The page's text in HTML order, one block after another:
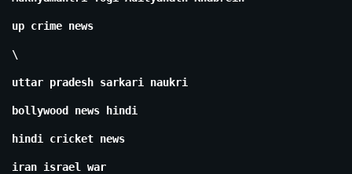
up crime news
\
uttar pradesh sarkari naukri
bollywood news hindi
hindi cricket news
iran israel war